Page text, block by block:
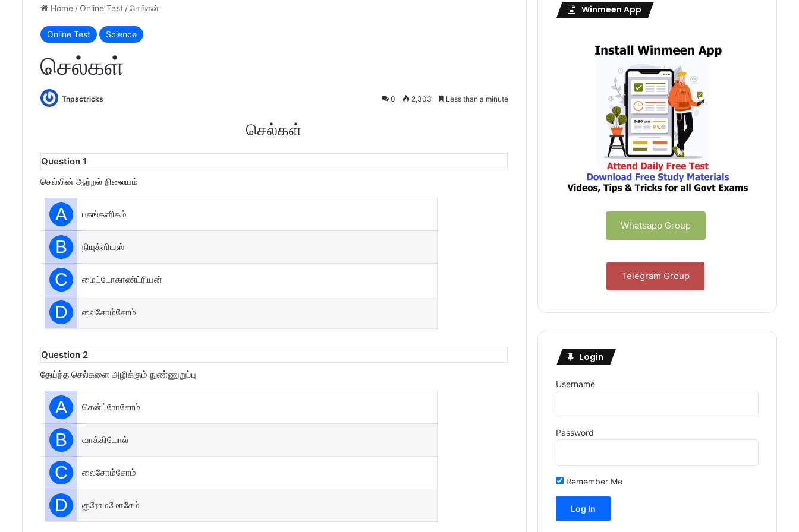
Home / Online Test /செல்கள்
Online Test Science
செல்கள்
Tnpsctricks 0 2,303 Less than a minute
செல்கள்
Question 1
செல்லின் ஆற்றல் நிலையம்
A பசுங்கனிகம்
B நியுக்ளியஸ்
C மைட்டோகாண்ட்ரியன்
D லைசோம்சோம்
Question 2
தேய்ந்த செல்களை அழிக்கும் நுண்ணுறுப்பு
A சென்ட்ரோசோம்
B வாக்கியோல்
C லைசோம்சோம்
D குரோமமோசேம்
Winmeen App
Whatsapp Group
Telegram Group
Login
Username
Password
Remember Me